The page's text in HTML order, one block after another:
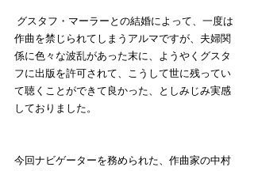
作曲を禁じられてしまうアルマですが、夫婦関
係に色々な波乱があった末に、ようやくグスタ
フに出版を許可されて、こうして世に残ってい
て聴くことができて良かった、としみじみ実感
しておりました。
今回ナビゲーターを務められた、作曲家の中村